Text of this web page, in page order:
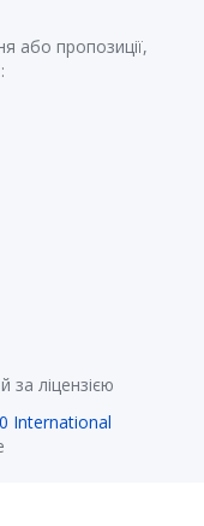
або пропозиції,
за ліцензією
International